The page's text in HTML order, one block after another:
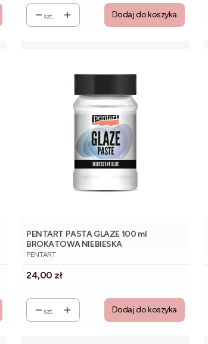
szt. Dodaj do koszyka
PENTART PASTA GLAZE 100 ml
BROKATOWA NIEBIESKA
PRODUCENT
PENTART
Cena
24,00 zł
szt. Dodaj do koszyka